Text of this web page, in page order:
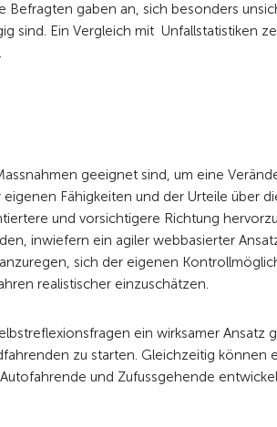
gaben an, sich besonders
sind. Ein Vergleich mit Unfallstatistiken
geeignet sind, um eine
Fähigkeiten und der Urteile über
und vorsichtigere Richtung
inwiefern ein agiler webbasierter
sich der eigenen
realistischer einzuschätzen.
ein wirksamer Ansatz
zu starten. Gleichzeitig können
und Zufussgehende